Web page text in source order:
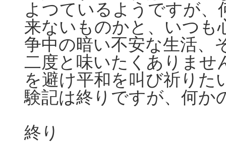
よつているようですが
来ないものかと、いつも
争中の暗い不安な生活、
二度と味いたくありませ
を避け平和を叫び祈りた
験記は終りですが、何か
終り